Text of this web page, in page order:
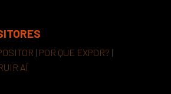
| POR QUE EXPOR? |
AÍ